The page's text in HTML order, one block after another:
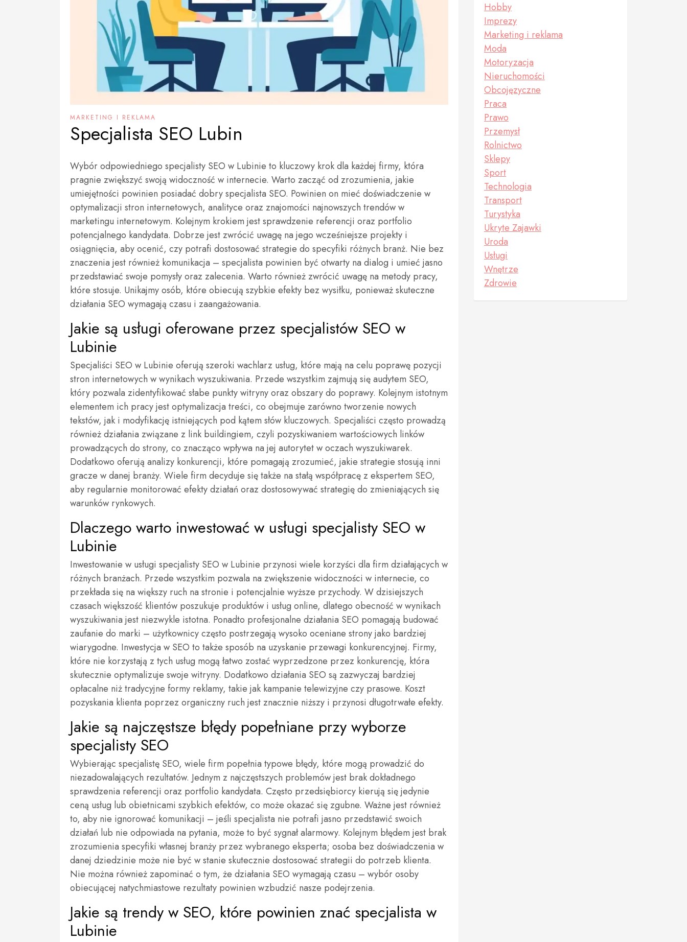
MARKETING I REKLAMA
Specjalista SEO Lubin
Wybór odpowiedniego specjalisty SEO w Lubinie to kluczowy krok dla każdej firmy, która
pragnie zwiększyć swoją widoczność w internecie. Warto zacząć od zrozumienia, jakie
umiejętności powinien posiadać dobry specjalista SEO. Powinien on mieć doświadczenie w
optymalizacji stron internetowych, analityce oraz znajomości najnowszych trendów w
marketingu internetowym. Kolejnym krokiem jest sprawdzenie referencji oraz portfolio
potencjalnego kandydata. Dobrze jest zwrócić uwagę na jego wcześniejsze projekty i
osiągnięcia, aby ocenić, czy potrafi dostosować strategie do specyfiki różnych branż. Nie bez
znaczenia jest również komunikacja – specjalista powinien być otwarty na dialog i umieć jasno
przedstawiać swoje pomysły oraz zalecenia. Warto również zwrócić uwagę na metody pracy,
które stosuje. Unikajmy osób, które obiecują szybkie efekty bez wysiłku, ponieważ skuteczne
działania SEO wymagają czasu i zaangażowania.
Jakie są usługi oferowane przez specjalistów SEO w
Lubinie
Specjaliści SEO w Lubinie oferują szeroki wachlarz usług, które mają na celu poprawę pozycji
stron internetowych w wynikach wyszukiwania. Przede wszystkim zajmują się audytem SEO,
który pozwala zidentyfikować słabe punkty witryny oraz obszary do poprawy. Kolejnym istotnym
elementem ich pracy jest optymalizacja treści, co obejmuje zarówno tworzenie nowych
tekstów, jak i modyfikację istniejących pod kątem słów kluczowych. Specjaliści często prowadzą
również działania związane z link buildingiem, czyli pozyskiwaniem wartościowych linków
prowadzących do strony, co znacząco wpływa na jej autorytet w oczach wyszukiwarek.
Dodatkowo oferują analizy konkurencji, które pomagają zrozumieć, jakie strategie stosują inni
gracze w danej branży. Wiele firm decyduje się także na stałą współpracę z ekspertem SEO,
aby regularnie monitorować efekty działań oraz dostosowywać strategię do zmieniających się
warunków rynkowych.
Dlaczego warto inwestować w usługi specjalisty SEO w
Lubinie
Inwestowanie w usługi specjalisty SEO w Lubinie przynosi wiele korzyści dla firm działających w
różnych branżach. Przede wszystkim pozwala na zwiększenie widoczności w internecie, co
przekłada się na większy ruch na stronie i potencjalnie wyższe przychody. W dzisiejszych
czasach większość klientów poszukuje produktów i usług online, dlatego obecność w wynikach
wyszukiwania jest niezwykle istotna. Ponadto profesjonalne działania SEO pomagają budować
zaufanie do marki – użytkownicy często postrzegają wysoko oceniane strony jako bardziej
wiarygodne. Inwestycja w SEO to także sposób na uzyskanie przewagi konkurencyjnej. Firmy,
które nie korzystają z tych usług mogą łatwo zostać wyprzedzone przez konkurencję, która
skutecznie optymalizuje swoje witryny. Dodatkowo działania SEO są zazwyczaj bardziej
opłacalne niż tradycyjne formy reklamy, takie jak kampanie telewizyjne czy prasowe. Koszt
pozyskania klienta poprzez organiczny ruch jest znacznie niższy i przynosi długotrwałe efekty.
Jakie są najczęstsze błędy popełniane przy wyborze
specjalisty SEO
Wybierając specjalistę SEO, wiele firm popełnia typowe błędy, które mogą prowadzić do
niezadowalających rezultatów. Jednym z najczęstszych problemów jest brak dokładnego
sprawdzenia referencji oraz portfolio kandydata. Często przedsiębiorcy kierują się jedynie
ceną usług lub obietnicami szybkich efektów, co może okazać się zgubne. Ważne jest również
to, aby nie ignorować komunikacji – jeśli specjalista nie potrafi jasno przedstawić swoich
działań lub nie odpowiada na pytania, może to być sygnał alarmowy. Kolejnym błędem jest brak
zrozumienia specyfiki własnej branży przez wybranego eksperta; osoba bez doświadczenia w
danej dziedzinie może nie być w stanie skutecznie dostosować strategii do potrzeb klienta.
Nie można również zapominać o tym, że działania SEO wymagają czasu – wybór osoby
obiecującej natychmiastowe rezultaty powinien wzbudzić nasze podejrzenia.
Jakie są trendy w SEO, które powinien znać specjalista w
Lubinie
Hobby
Imprezy
Marketing i reklama
Moda
Motoryzacja
Nieruchomości
Obcojęzyczne
Praca
Prawo
Przemysł
Rolnictwo
Sklepy
Sport
Technologia
Transport
Turystyka
Ukryte Zajawki
Uroda
Usługi
Wnętrze
Zdrowie